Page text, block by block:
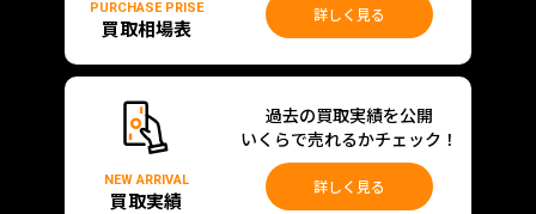
PURCHASE PRISE
買取相場表
詳しく見る
NEW ARRIVAL
買取実績
過去の買取実績を公開
いくらで売れるかチェック！
詳しく見る